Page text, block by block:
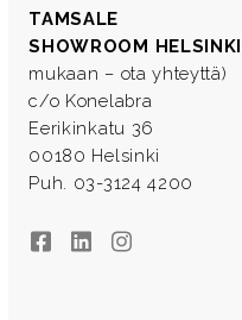
TAMSALE
SHOWROOM HELSINKI
mukaan – ota yhteyttä)
c/o Konelabra
Eerikinkatu 36
00180 Helsinki
Puh. 03-3124 4200
FacebookLinkedInInstagram